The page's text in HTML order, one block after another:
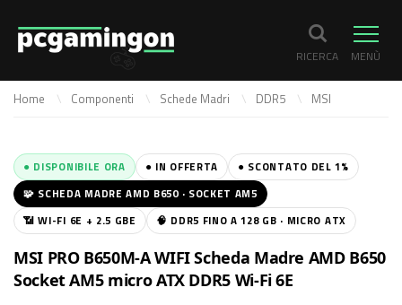
RICERCA MENÙ
Home Componenti Schede Madri DDR5 MSI
● DISPONIBILE ORA ● IN OFFERTA
● SCONTATO DEL 1%
🧩 SCHEDA MADRE AMD B650 · SOCKET AM5
📶 WI-FI 6E + 2.5 GBE
🧠 DDR5 FINO A 128 GB · MICRO ATX
MSI PRO B650M-A WIFI Scheda Madre AMD B650
Socket AM5 micro ATX DDR5 Wi-Fi 6E